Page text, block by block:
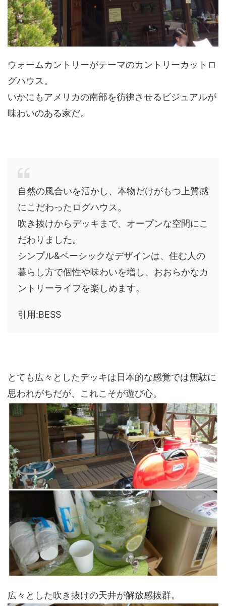
ウォームカントリーがテーマのカントリーカットロ
グハウス。
いかにもアメリカの南部を彷彿させるビジュアルが
味わいのある家だ。
自然の風合いを活かし、本物だけがもつ上質感
にこだわったログハウス。
吹き抜けからデッキまで、オープンな空間にこ
だわりました。
シンプル&ベーシックなデザインは、住む人の
暮らし方で個性や味わいを増し、おおらかなカ
ントリーライフを楽しめます。
引用:BESS
とても広々としたデッキは日本的な感覚では無駄に
思われがちだが、これこそが遊び心。
広々とした吹き抜けの天井が解放感抜群。